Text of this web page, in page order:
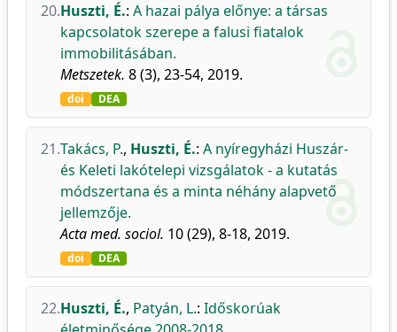
20.Huszti, É.: A hazai pálya előnye: a társas
kapcsolatok szerepe a falusi fiatalok
immobilitásában.
Metszetek. 8 (3), 23-54, 2019.
doi DEA
21.Takács, P., Huszti, É.: A nyíregyházi Huszár-
és Keleti lakótelepi vizsgálatok - a kutatás
módszertana és a minta néhány alapvető
jellemzője.
Acta med. sociol. 10 (29), 8-18, 2019.
doi DEA
22.Huszti, É., Patyán, L.: Időskorúak